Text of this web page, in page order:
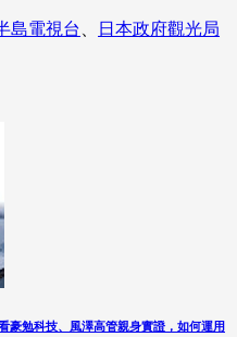
島電視台 、 日本政府觀光局
豪勉科技、風澤高管親身實證，如何運用